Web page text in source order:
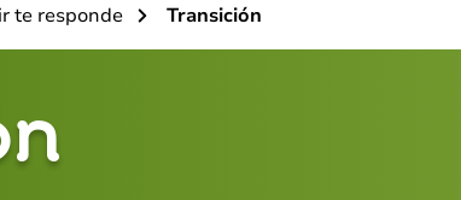
te responde Transición